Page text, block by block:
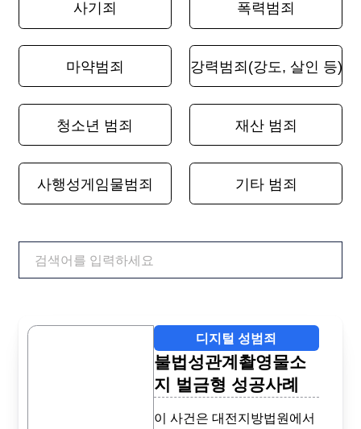
검색어
디지털 성범죄
불법성관계촬영물소
지 벌금형 성공사례
이 사건은 대전지방법원에서